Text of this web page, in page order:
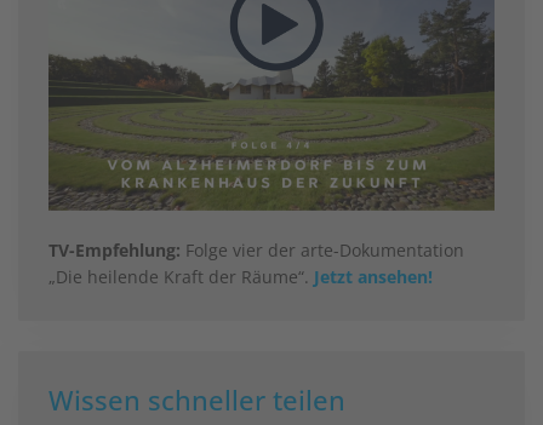
TV-Empfehlung: Folge vier der arte-Dokumentation
„Die heilende Kraft der Räume“. Jetzt ansehen!
Wissen schneller teilen